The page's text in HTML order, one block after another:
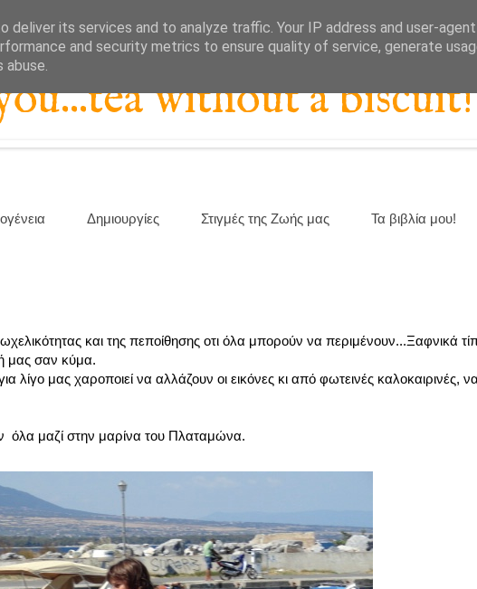
without a biscuit!
Δημιουργίες Στιγμές της Ζωής μας Τα βιβλία μου!
και της πεποίθησης οτι όλα μπορούν να περιμένουν...Ξαφνικά
μας σαν κύμα.
μας χαροποιεί να αλλάζουν οι εικόνες κι από φωτεινές καλοκαιρινές, να
όλα μαζί στην μαρίνα του Πλαταμώνα.
deliver its services and to analyze traffic. Your IP address and user-agent
and security metrics to ensure quality of service, generate